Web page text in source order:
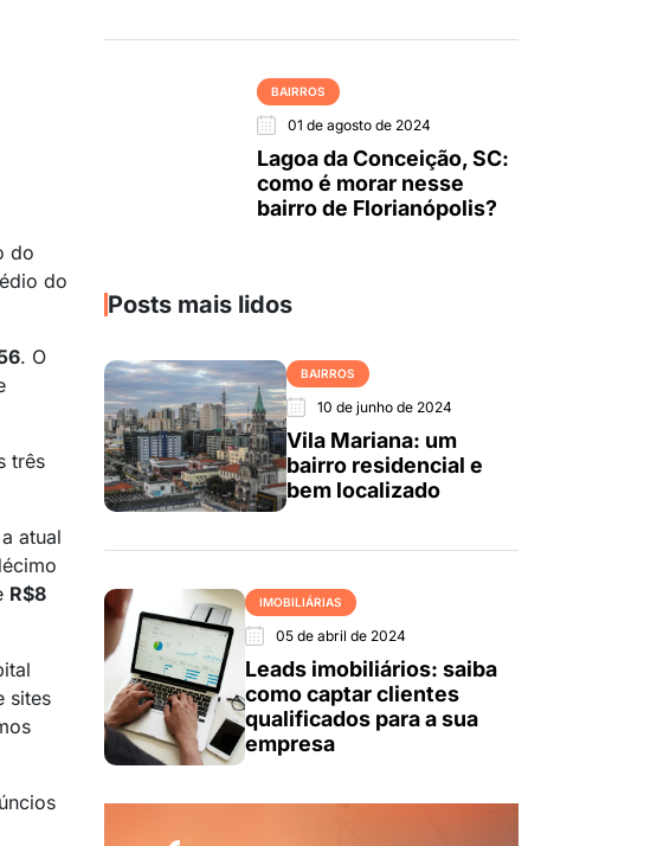
do
do
. O
três
atual
R$8
sites
BAIRROS
01 de agosto de 2024
Lagoa da Conceição, SC:
como é morar nesse
bairro de Florianópolis?
Posts mais lidos
BAIRROS
10 de junho de 2024
Vila Mariana: um
bairro residencial e
bem localizado
IMOBILIÁRIAS
05 de abril de 2024
Leads imobiliários: saiba
como captar clientes
qualificados para a sua
empresa